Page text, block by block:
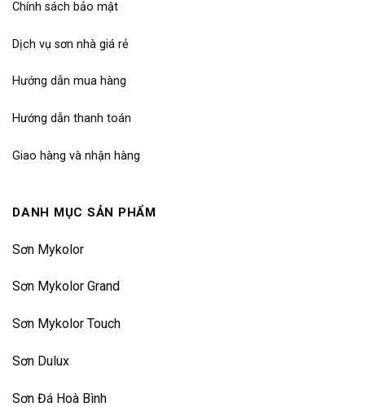
Chính sách bảo mật
Dịch vụ sơn nhà giá rẻ
Hướng dẫn mua hàng
Hướng dẫn thanh toán
Giao hàng và nhận hàng
DANH MỤC SẢN PHẨM
Sơn Mykolor
Sơn Mykolor Grand
Sơn Mykolor Touch
Sơn Dulux
Sơn Đá Hoà Bình